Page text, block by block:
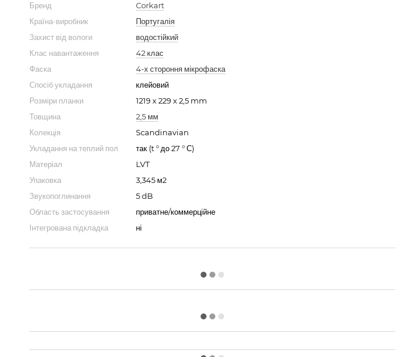
Бренд
Corkart
Країна-виробник
Португалія
Захист від вологи
водостійкий
Клас навантаження
42 клас
Фаска
4-х стороння мікрофаска
Спосіб укладання
клейовий
Розміри планки
1219 x 229 x 2,5 mm
Товщина
2,5 мм
Колекція
Scandinavian
Укладання на теплий пол
так (t ° до 27 ° С)
Матеріал
LVT
Упаковка
3,345 м2
Звукопоглинання
5 dB
Область застосування
приватне/коммерційне
Інтегрована підкладка
ні